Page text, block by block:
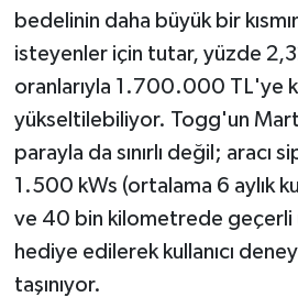
bedelinin daha büyük bir
isteyenler için tutar, yüzde
oranlarıyla 1.700.000 TL'ye
yükseltilebiliyor. Togg'un
parayla da sınırlı değil; aracı
1.500 kWs (ortalama 6 aylık
ve 40 bin kilometrede geçerli
hediye edilerek kullanıcı
taşınıyor.